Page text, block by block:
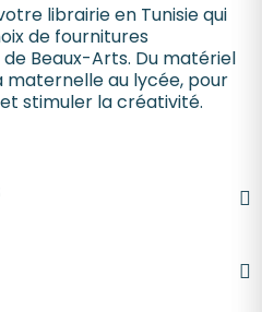
librairie en Tunisie qui
de fournitures
Beaux-Arts. Du matériel
maternelle au lycée, pour
stimuler la créativité.